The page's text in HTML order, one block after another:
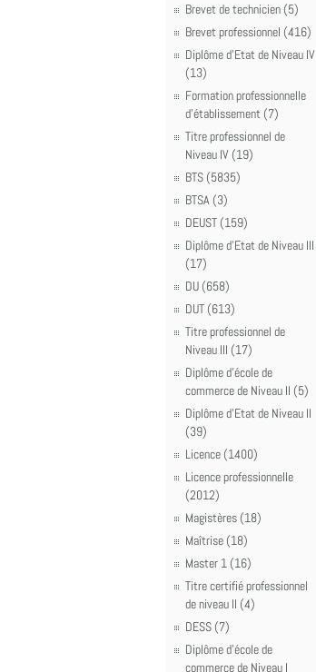
Brevet de technicien (5)
Brevet professionnel (416)
Diplôme d'Etat de Niveau IV
(13)
Formation professionnelle
d'établissement (7)
Titre professionnel de
Niveau IV (19)
BTS (5835)
BTSA (3)
DEUST (159)
Diplôme d'Etat de Niveau III
(17)
DU (658)
DUT (613)
Titre professionnel de
Niveau III (17)
Diplôme d'école de
commerce de Niveau II (5)
Diplôme d'Etat de Niveau II
(39)
Licence (1400)
Licence professionnelle
(2012)
Magistères (18)
Maîtrise (18)
Master 1 (16)
Titre certifié professionnel
de niveau II (4)
DESS (7)
Diplôme d'école de
commerce de Niveau I